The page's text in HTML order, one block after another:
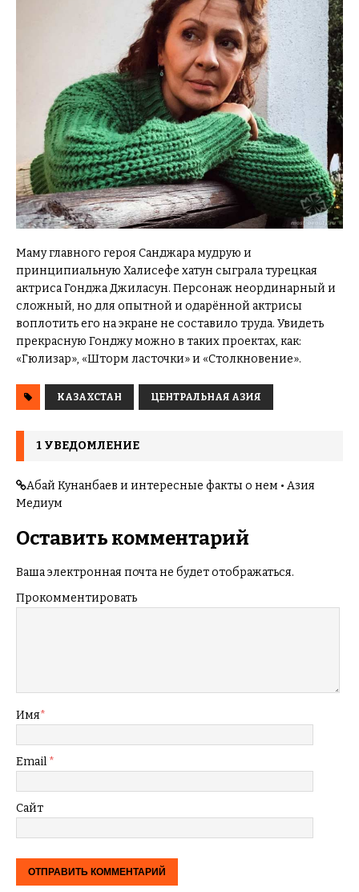
Маму главного героя Санджара мудрую и
принципиальную Халисефе хатун сыграла турецкая
актриса Гонджа Джиласун. Персонаж неординарный и
сложный, но для опытной и одарённой актрисы
воплотить его на экране не составило труда. Увидеть
прекрасную Гонджу можно в таких проектах, как:
«Гюлизар», «Шторм ласточки» и «Столкновение».
КАЗАХСТАН ЦЕНТРАЛЬНАЯ АЗИЯ
1 УВЕДОМЛЕНИЕ
Абай Кунанбаев и интересные факты о нем • Азия
Медиум
Оставить комментарий
Ваша электронная почта не будет отображаться.
Прокомментировать
Имя*
Email *
Сайт